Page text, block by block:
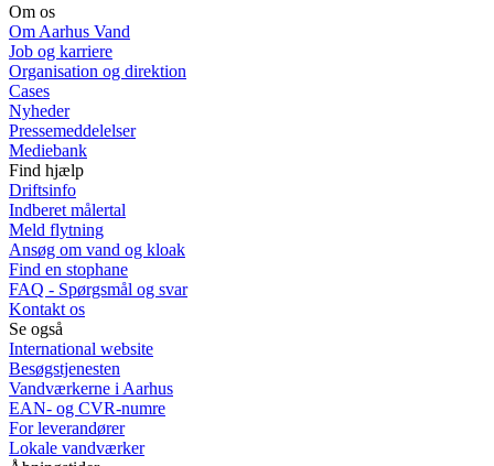
Om os
Om Aarhus Vand
Job og karriere
Organisation og direktion
Cases
Nyheder
Pressemeddelelser
Mediebank
Find hjælp
Driftsinfo
Indberet målertal
Meld flytning
Ansøg om vand og kloak
Find en stophane
FAQ - Spørgsmål og svar
Kontakt os
Se også
International website
Besøgstjenesten
Vandværkerne i Aarhus
EAN- og CVR-numre
For leverandører
Lokale vandværker